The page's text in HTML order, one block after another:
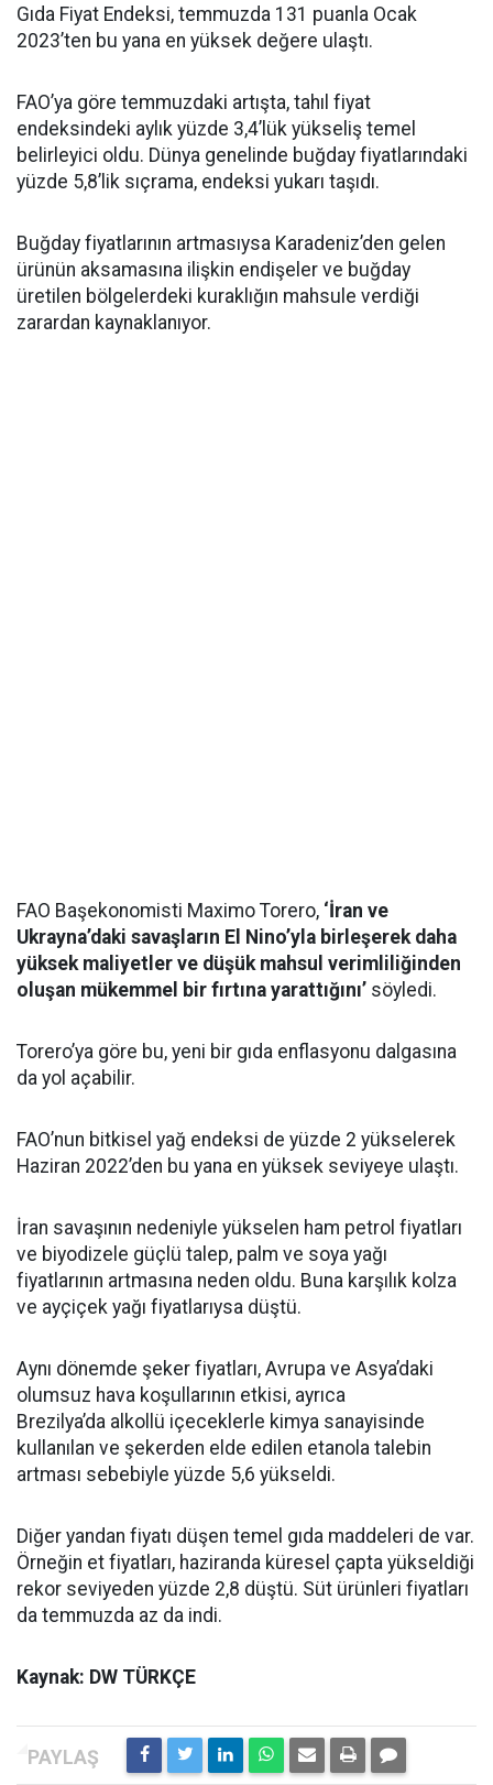
Gıda Fiyat Endeksi, temmuzda 131 puanla Ocak
2023’ten bu yana en yüksek değere ulaştı.
FAO’ya göre temmuzdaki artışta, tahıl fiyat
endeksindeki aylık yüzde 3,4’lük yükseliş temel
belirleyici oldu. Dünya genelinde buğday fiyatlarındaki
yüzde 5,8’lik sıçrama, endeksi yukarı taşıdı.
Buğday fiyatlarının artmasıysa Karadeniz’den gelen
ürünün aksamasına ilişkin endişeler ve buğday
üretilen bölgelerdeki kuraklığın mahsule verdiği
zarardan kaynaklanıyor.
FAO Başekonomisti Maximo Torero, ‘İran ve
Ukrayna’daki savaşların El Nino’yla birleşerek daha
yüksek maliyetler ve düşük mahsul verimliliğinden
oluşan mükemmel bir fırtına yarattığını’ söyledi.
Torero’ya göre bu, yeni bir gıda enflasyonu dalgasına
da yol açabilir.
FAO’nun bitkisel yağ endeksi de yüzde 2 yükselerek
Haziran 2022’den bu yana en yüksek seviyeye ulaştı.
İran savaşının nedeniyle yükselen ham petrol fiyatları
ve biyodizele güçlü talep, palm ve soya yağı
fiyatlarının artmasına neden oldu. Buna karşılık kolza
ve ayçiçek yağı fiyatlarıysa düştü.
Aynı dönemde şeker fiyatları, Avrupa ve Asya’daki
olumsuz hava koşullarının etkisi, ayrıca
Brezilya’da alkollü içeceklerle kimya sanayisinde
kullanılan ve şekerden elde edilen etanola talebin
artması sebebiyle yüzde 5,6 yükseldi.
Diğer yandan fiyatı düşen temel gıda maddeleri de var.
Örneğin et fiyatları, haziranda küresel çapta yükseldiği
rekor seviyeden yüzde 2,8 düştü. Süt ürünleri fiyatları
da temmuzda az da indi.
Kaynak: DW TÜRKÇE